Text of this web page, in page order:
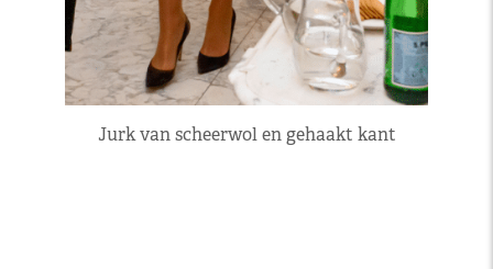
Jurk van scheerwol en gehaakt kant